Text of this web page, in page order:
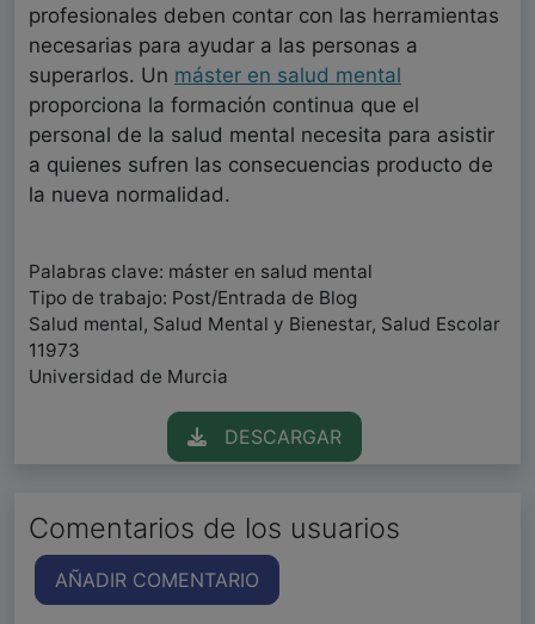
profesionales deben contar con las herramientas
necesarias para ayudar a las personas a
superarlos. Un máster en salud mental
proporciona la formación continua que el
personal de la salud mental necesita para asistir
a quienes sufren las consecuencias producto de
la nueva normalidad.
Palabras clave: máster en salud mental
Tipo de trabajo: Post/Entrada de Blog
Salud mental, Salud Mental y Bienestar, Salud Escolar
11973
Universidad de Murcia
DESCARGAR
Comentarios de los usuarios
AÑADIR COMENTARIO